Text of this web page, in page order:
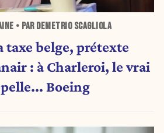
• PAR DEMETRIO SCAGLIOLA
taxe belge, prétexte
: à Charleroi, le vrai
Boeing